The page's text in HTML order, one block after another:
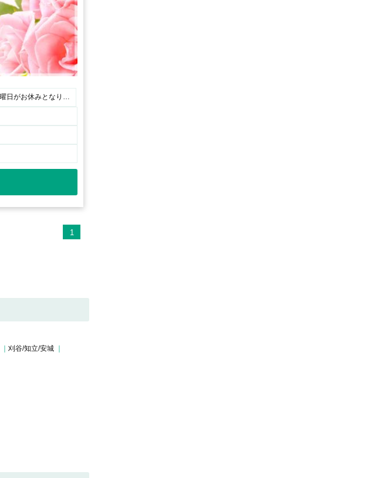
日曜日がお休みとなります。
1
刈谷/知立/安城